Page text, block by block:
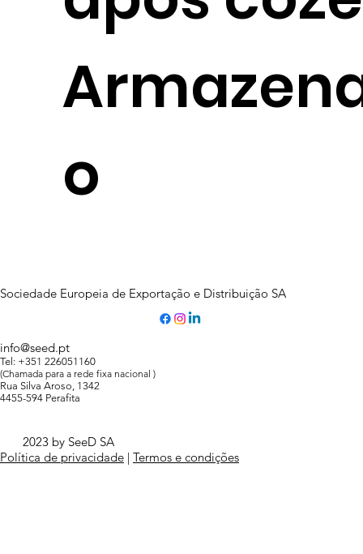
o
2023 by SeeD SA
Política de privacidade | Termos e condições
Sociedade Europeia de Exportação e Distribuição SA
info@seed.pt
Tel: +351 226051160
(Chamada para a rede fixa nacional )
Rua Silva Aroso, 1342
4455-594 Perafita